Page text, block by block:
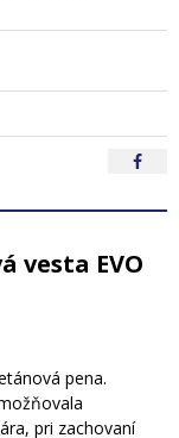
vesta EVO
pena.
pri zachovaní